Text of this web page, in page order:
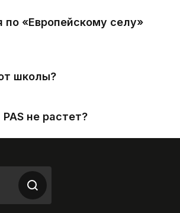
«Европейскому селу»
школы?
не растет?